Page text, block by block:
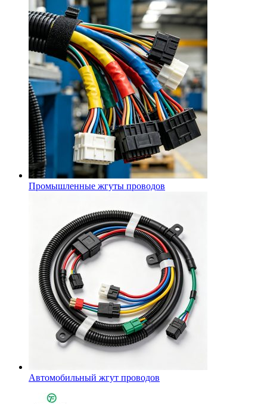
Промышленные жгуты проводов
Автомобильный жгут проводов